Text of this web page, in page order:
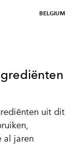
BELGIUM
uit dit
al jaren